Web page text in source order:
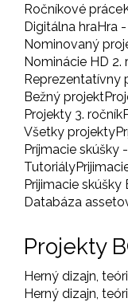
Ročníkové práce
Digitálna hraHra
Nominovaný
Nominácie HD 2.
Reprezentatívny
Bežný projekt
Projekty 3. ročník
Všetky projekty
Príjmacie skúšky
Tutoriály
Prijimacie skúšky
Databáza
Projekty
Herný dizajn,
Herný dizajn,